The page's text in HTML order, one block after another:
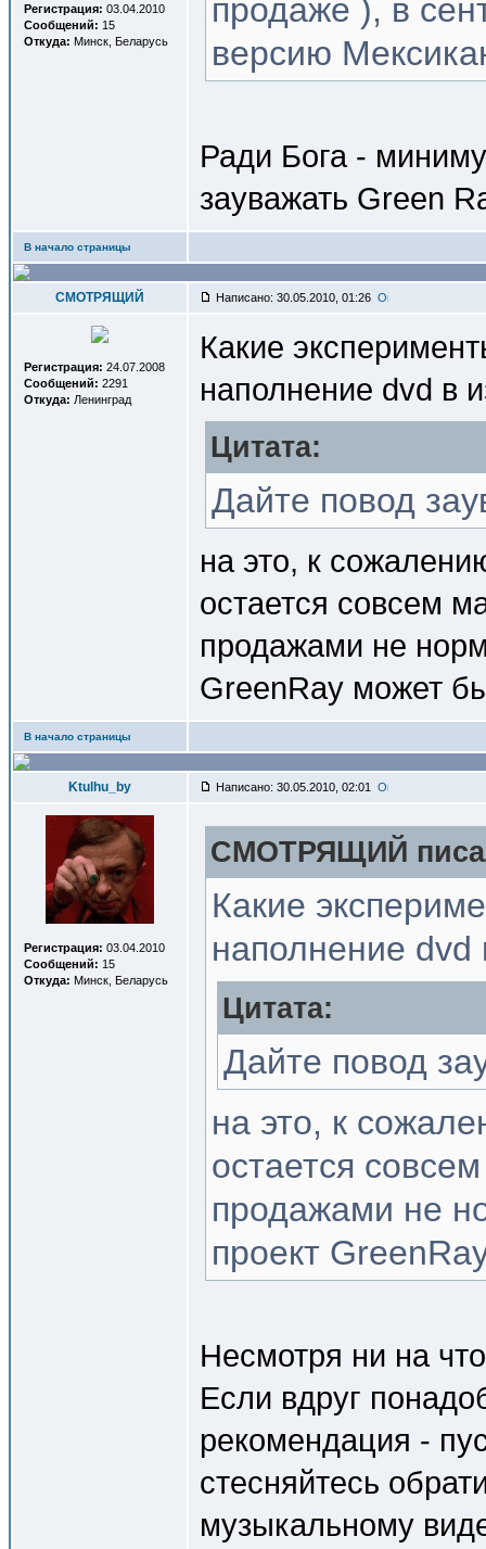
Регистрация: 03.04.2010
Сообщений: 15
Откуда: Минск, Беларусь
продаже ), в
версию
Ради Бога -
зауважать Green
В начало страницы
СМОТРЯЩИЙ Написано: 30.05.2010, 01:26
Регистрация: 24.07.2008
Сообщений: 2291
Откуда: Ленинград
Какие
наполнение dvd в
Цитата:
Дайте повод
на это, к
остается совсем
продажами не
GreenRay может
В начало страницы
Ktulhu_by Написано: 30.05.2010, 02:01
Регистрация: 03.04.2010
Сообщений: 15
Откуда: Минск, Беларусь
СМОТРЯЩИЙ
Какие
наполнение dvd
Цитата:
Дайте повод
на это, к
остается
продажами не
проект
Несмотря ни на
Если вдруг
рекомендация -
стесняйтесь
музыкальному